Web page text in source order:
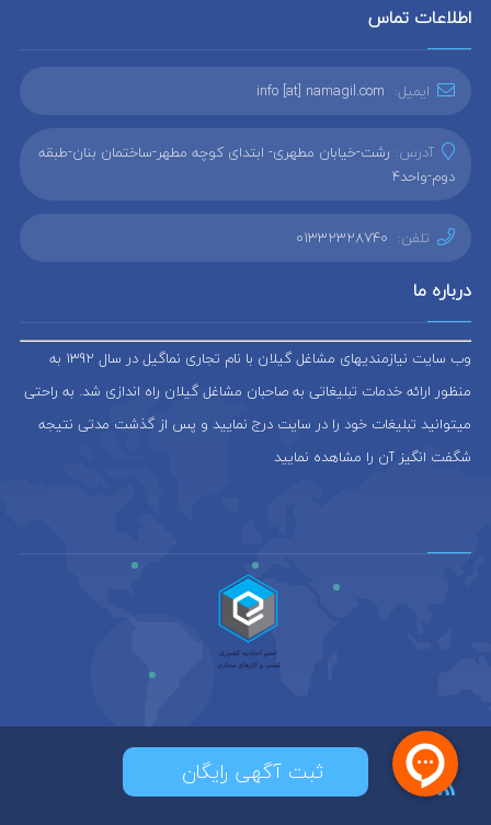
اطلاعات تماس
ایمیل: info [at] namagil.com
آدرس: رشت-خیابان مطهری- ابتدای کوچه مطهر-ساختمان بنان-طبقه
دوم-واحد4
تلفن: 01332328740
درباره ما
وب سایت نیازمندیهای مشاغل گیلان با نام تجاری نماگیل در سال 1392 به
منظور ارائه خدمات تبلیغاتی به صاحبان مشاغل گیلان راه اندازی شد. به راحتی
میتوانید تبلیغات خود را در سایت درج نمایید و پس از گذشت مدتی نتیجه
شگفت انگیز آن را مشاهده نمایید
ثبت آگهی رایگان